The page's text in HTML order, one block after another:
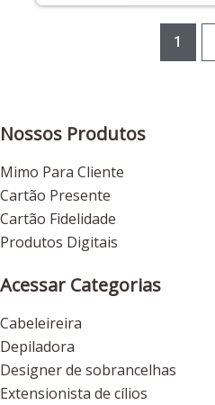
1
Nossos Produtos
Mimo Para Cliente
Cartão Presente
Cartão Fidelidade
Produtos Digitais
Acessar Categorias
Cabeleireira
Depiladora
Designer de sobrancelhas
Extensionista de cílios